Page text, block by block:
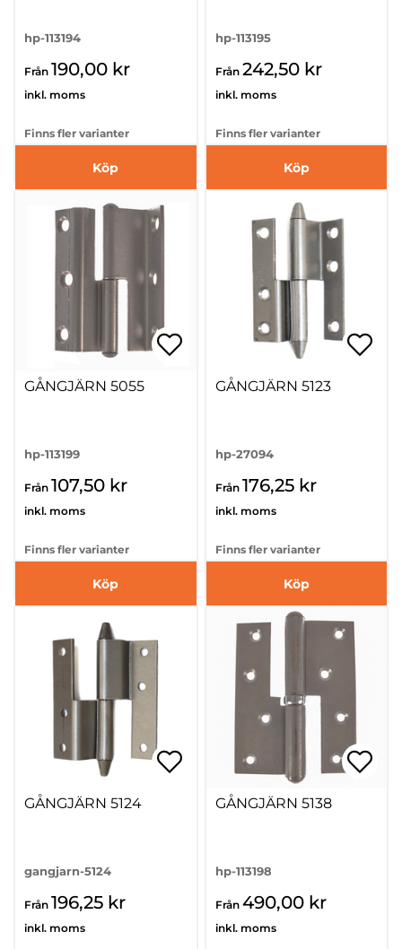
hp-113194
Från 190,00 kr
inkl. moms
Finns fler varianter
Köp
hp-113195
Från 242,50 kr
inkl. moms
Finns fler varianter
Köp
GÅNGJÄRN 5055
hp-113199
Från 107,50 kr
inkl. moms
Finns fler varianter
Köp
GÅNGJÄRN 5123
hp-27094
Från 176,25 kr
inkl. moms
Finns fler varianter
Köp
GÅNGJÄRN 5124
gangjarn-5124
Från 196,25 kr
inkl. moms
GÅNGJÄRN 5138
hp-113198
Från 490,00 kr
inkl. moms